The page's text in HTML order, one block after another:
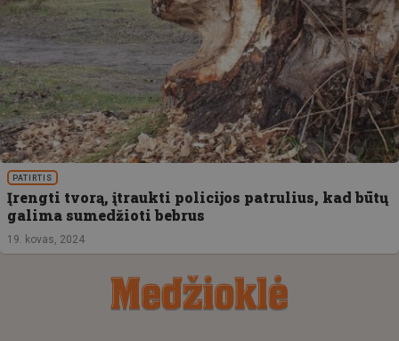
PATIRTIS
Įrengti tvorą, įtraukti policijos patrulius, kad būtų
galima sumedžioti bebrus
19. kovas, 2024